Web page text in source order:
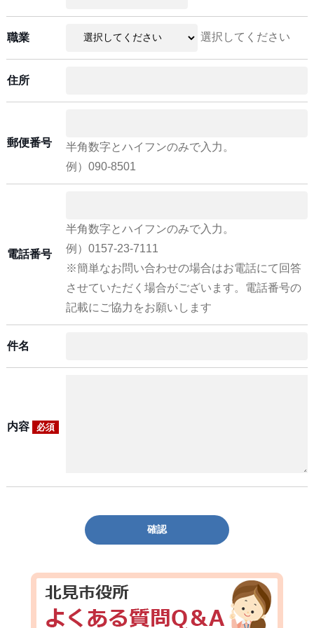
職業 選択してください
住所
郵便番号
半角数字とハイフンのみで入力。
例）090-8501
電話番号
半角数字とハイフンのみで入力。
例）0157-23-7111
※簡単なお問い合わせの場合はお電話にて回答
させていただく場合がございます。電話番号の
記載にご協力をお願いします
件名
内容 必須
確認